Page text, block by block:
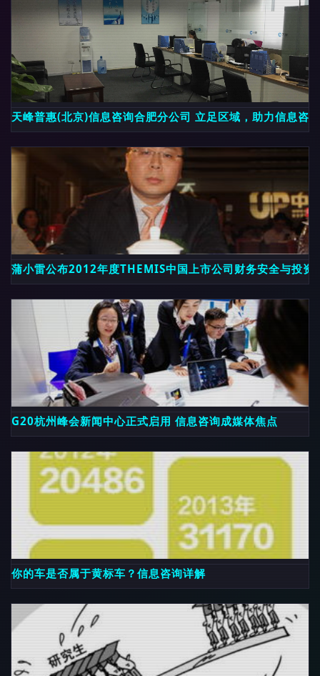
天峰普惠(北京)信息咨询合肥分公司 立足区域，助力信息咨
蒲小雷公布2012年度THEMIS中国上市公司财务安全与投资
G20杭州峰会新闻中心正式启用 信息咨询成媒体焦点
你的车是否属于黄标车？信息咨询详解